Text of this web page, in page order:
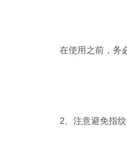
在使用之前，务必
2、注意避免指纹